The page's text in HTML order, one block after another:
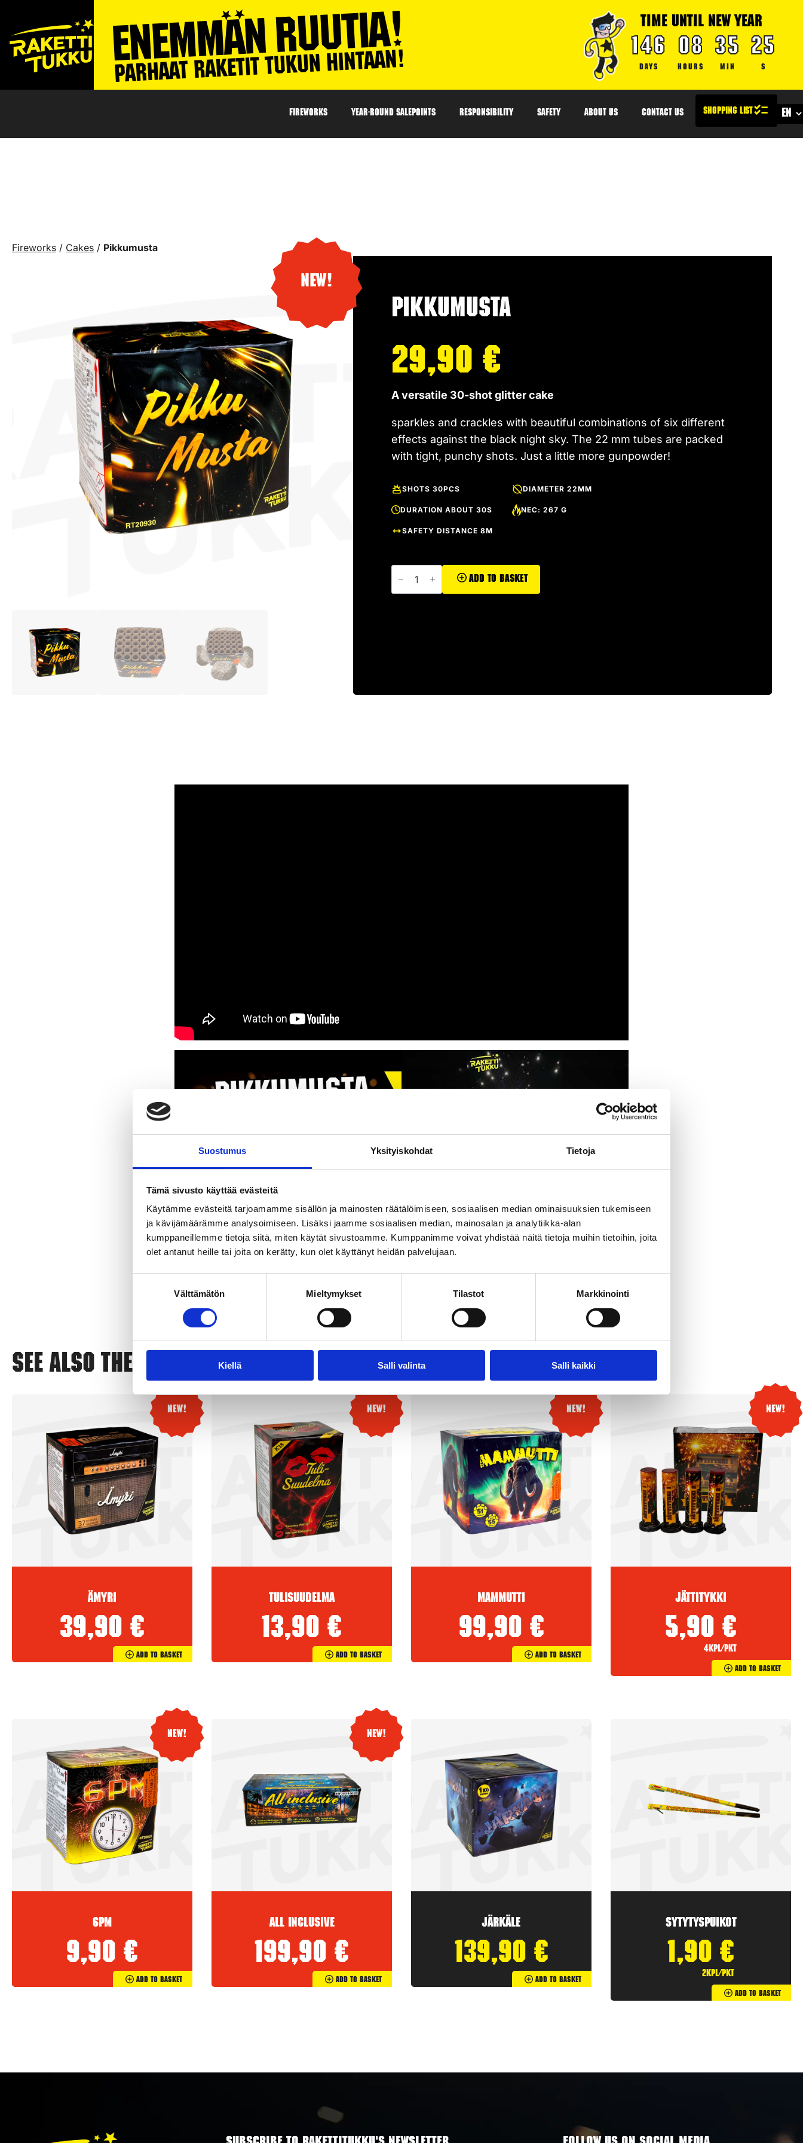
Suostumus Yksityiskohdat Tietoja
Tämä sivusto käyttää evästeitä
Käytämme evästeitä tarjoamamme sisällön ja mainosten räätälöimiseen, sosiaalisen median ominaisuuksien tukemiseen
ja kävijämäärämme analysoimiseen. Lisäksi jaamme sosiaalisen median, mainosalan ja analytiikka-alan
kumppaneillemme tietoja siitä, miten käytät sivustoamme. Kumppanimme voivat yhdistää näitä tietoja muihin tietoihin, joita
olet antanut heille tai joita on kerätty, kun olet käyttänyt heidän palvelujaan.
Välttämätön Mieltymykset Tilastot Markkinointi
Kiellä Salli valinta Salli kaikki
TIME UNTIL NEW YEAR
146
DAYS
08
HOURS
35
MIN
24
S
FIREWORKS YEAR-ROUND SALEPOINTS RESPONSIBILITY SAFETY ABOUT US CONTACT US
Fireworks / Cakes / Pikkumusta
New!
Pikkumusta
29,90 €
A versatile 30-shot glitter cake
sparkles and crackles with beautiful combinations of six different
effects against the black night sky. The 22 mm tubes are packed
with tight, punchy shots. Just a little more gunpowder!
SHOTS 30PCS DIAMETER 22MM
DURATION ABOUT 30S NEC: 267 G
SAFETY DISTANCE 8M
Pikkumusta
quantity
Add To Basket
See also these
New!
Ämyri
39,90 €
Add To Basket
New!
Tulisuudelma
13,90 €
Add To Basket
New!
Mammutti
99,90 €
Add To Basket
New!
Jättitykki
5,90 €
4kpl/pkt
Add To Basket
New!
6PM
9,90 €
Add To Basket
New!
All inclusive
199,90 €
Add To Basket
Järkäle
139,90 €
Add To Basket
Sytytyspuikot
1,90 €
2kpl/pkt
Add To Basket